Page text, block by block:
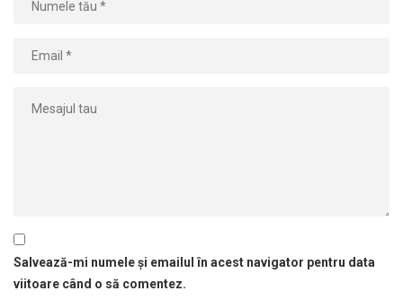
Salvează-mi numele și emailul în acest navigator pentru data
viitoare când o să comentez.